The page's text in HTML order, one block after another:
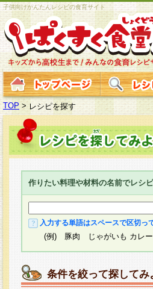
子供向けかんたんレシピの食育サイト
TOP > レシピを探す
作りたい料理や材料の名前でレシ
入力する単語はスペースで区切っ
(例) 豚肉 じゃがいも カレー
条件を絞って探してみ